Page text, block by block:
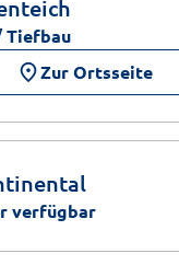
Tiefbau
placeZur Ortsseite
verfügbar